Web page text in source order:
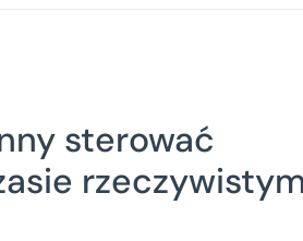
sterować